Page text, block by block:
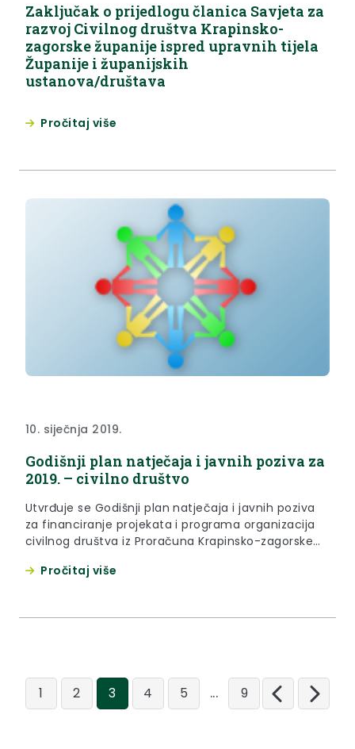
Zaključak o prijedlogu članica Savjeta za
razvoj Civilnog društva Krapinsko-
zagorske županije ispred upravnih tijela
Županije i županijskih
ustanova/društava
Pročitaj više
10. siječnja 2019.
Godišnji plan natječaja i javnih poziva za
2019. – civilno društvo
Utvrđuje se Godišnji plan natječaja i javnih poziva
za financiranje projekata i programa organizacija
civilnog društva iz Proračuna Krapinsko-zagorske
u prilogu.
Pročitaj više
1 2 3 4 5 ... 9